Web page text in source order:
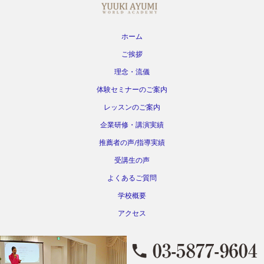
ホーム
ご挨拶
理念・流儀
体験セミナーのご案内
レッスンのご案内
企業研修・講演実績
推薦者の声/指導実績
受講生の声
よくあるご質問
学校概要
アクセス